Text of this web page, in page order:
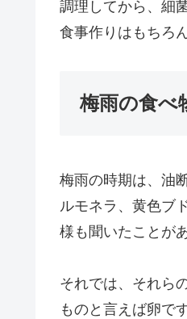
調理してから、細
食事作りはもちろ
梅雨の食べ
梅雨の時期は、油
ルモネラ、黄色ブ
様も聞いたことが
それでは、それら
ものと言えば卵で